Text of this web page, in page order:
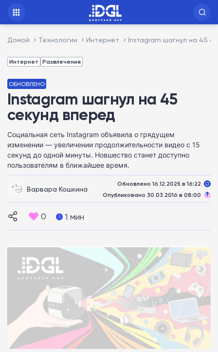
Домой Технологии Интернет Instagram шагнул на 45
Интернет Развлечения
ОБНОВЛЕНО
Instagram шагнул на 45
секунд вперед
Социальная сеть Instagram объявила о грядущем
изменении — увеличении продолжительности видео с 15
секунд до одной минуты. Новшество станет доступно
пользователям в ближайшее время.
Варвара Кошкина
Обновлено 16.12.2025 в 16:22
Опубликовано 30.03.2016 в 08:00
0 1 мин